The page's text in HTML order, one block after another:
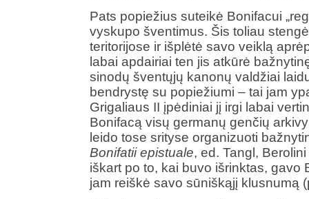
Pats popiežius suteikė Bonifacui
vyskupo šventimus. Šis toliau
teritorijose ir išplėtė savo veiklą
labai apdairiai ten jis atkūrė
sinodų šventųjų kanonų valdžiai
bendrystę su popiežiumi – tai jam
Grigaliaus II įpėdiniai jį irgi labai
Bonifacą visų germanų genčių
leido tose srityse organizuoti
Bonifatii epistuale, ed. Tangl,
iškart po to, kai buvo išrinktas, gavo
jam reiškė savo sūniškąjį klusnumą